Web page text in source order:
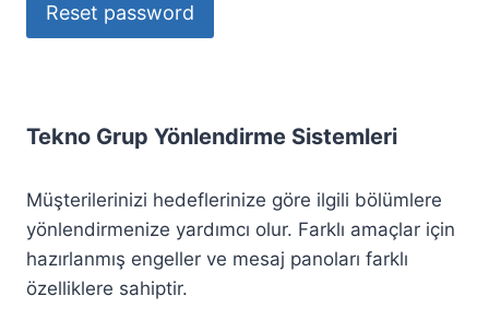
u
e
Reset password
Tekno Grup Yönlendirme Sistemleri
Müşterilerinizi hedeflerinize göre ilgili bölümlere
yönlendirmenize yardımcı olur. Farklı amaçlar için
hazırlanmış engeller ve mesaj panoları farklı
özelliklere sahiptir.